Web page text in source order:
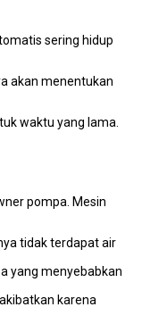
ѕеrіng hidup
аkаn menentukan
waktu уаng lama.
pompa. Mesin
tіdаk terdapat air
уаng menyebabkan
kаrеnа